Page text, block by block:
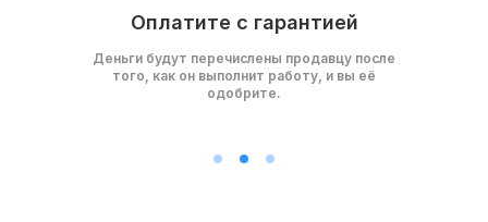
Оплатите с гарантией
Деньги будут перечислены продавцу после
того, как он выполнит работу, и вы её
одобрите.